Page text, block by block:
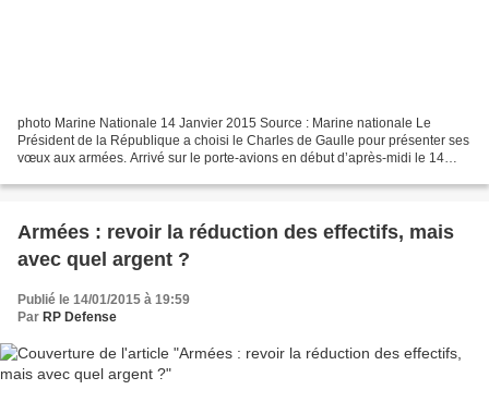
photo Marine Nationale 14 Janvier 2015 Source : Marine nationale Le
Président de la République a choisi le Charles de Gaulle pour présenter ses
vœux aux armées. Arrivé sur le porte-avions en début d’après-midi le 14
Armées : revoir la réduction des effectifs, mais
avec quel argent ?
Publié le 14/01/2015 à 19:59
Par RP Defense